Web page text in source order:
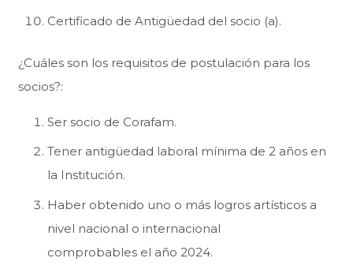
Certificado de Antigüedad del socio (a).
¿Cuáles son los requisitos de postulación para los
socios?:
Ser socio de Corafam.
Tener antigüedad laboral mínima de 2 años en
la Institución.
Haber obtenido uno o más logros artísticos a
nivel nacional o internacional
comprobables el año 2024.